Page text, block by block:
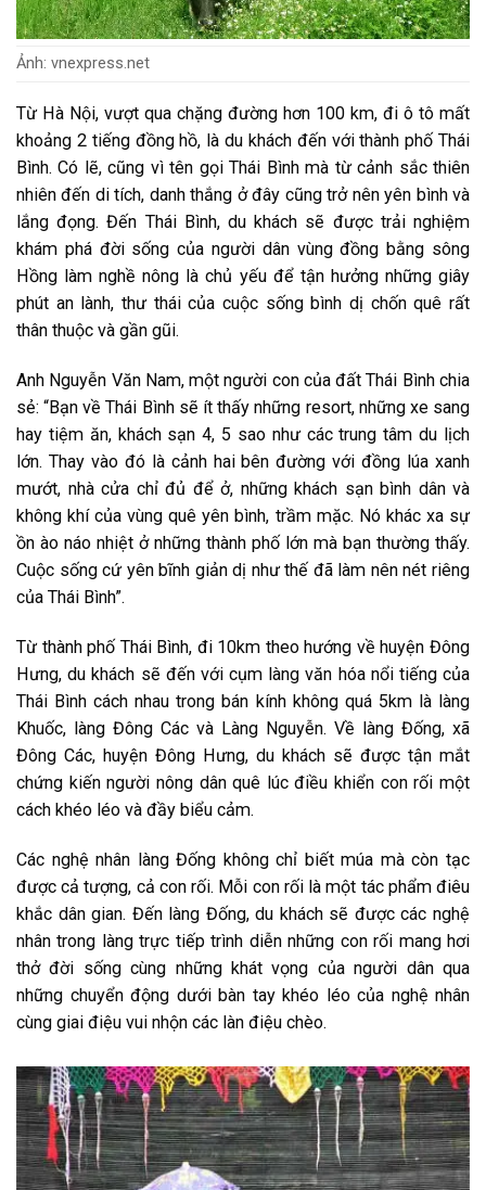
Ảnh: vnexpress.net
Từ Hà Nội, vượt qua chặng đường hơn 100 km, đi ô tô mất
khoảng 2 tiếng đồng hồ, là du khách đến với thành phố Thái
Bình. Có lẽ, cũng vì tên gọi Thái Bình mà từ cảnh sắc thiên
nhiên đến di tích, danh thắng ở đây cũng trở nên yên bình và
lắng đọng. Đến Thái Bình, du khách sẽ được trải nghiệm
khám phá đời sống của người dân vùng đồng bằng sông
Hồng làm nghề nông là chủ yếu để tận hưởng những giây
phút an lành, thư thái của cuộc sống bình dị chốn quê rất
thân thuộc và gần gũi.
Anh Nguyễn Văn Nam, một người con của đất Thái Bình chia
sẻ: “Bạn về Thái Bình sẽ ít thấy những resort, những xe sang
hay tiệm ăn, khách sạn 4, 5 sao như các trung tâm du lịch
lớn. Thay vào đó là cảnh hai bên đường với đồng lúa xanh
mướt, nhà cửa chỉ đủ để ở, những khách sạn bình dân và
không khí của vùng quê yên bình, trầm mặc. Nó khác xa sự
ồn ào náo nhiệt ở những thành phố lớn mà bạn thường thấy.
Cuộc sống cứ yên bĩnh giản dị như thế đã làm nên nét riêng
của Thái Bình”.
Từ thành phố Thái Bình, đi 10km theo hướng về huyện Đông
Hưng, du khách sẽ đến với cụm làng văn hóa nổi tiếng của
Thái Bình cách nhau trong bán kính không quá 5km là làng
Khuốc, làng Đông Các và Làng Nguyễn. Về làng Đống, xã
Đông Các, huyện Đông Hưng, du khách sẽ được tận mắt
chứng kiến người nông dân quê lúc điều khiển con rối một
cách khéo léo và đầy biểu cảm.
Các nghệ nhân làng Đống không chỉ biết múa mà còn tạc
được cả tượng, cả con rối. Mỗi con rối là một tác phẩm điêu
khắc dân gian. Đến làng Đống, du khách sẽ được các nghệ
nhân trong làng trực tiếp trình diễn những con rối mang hơi
thở đời sống cùng những khát vọng của người dân qua
những chuyển động dưới bàn tay khéo léo của nghệ nhân
cùng giai điệu vui nhộn các làn điệu chèo.